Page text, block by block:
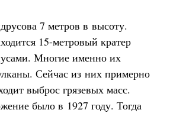
7 метров в высоту.
15-метровый кратер
Многие именно их
Сейчас из них примерно
выброс грязевых масс.
было в 1927 году. Тогда